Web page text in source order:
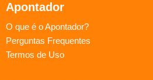
Apontador
O que é o Apontador?
Perguntas Frequentes
Termos de Uso